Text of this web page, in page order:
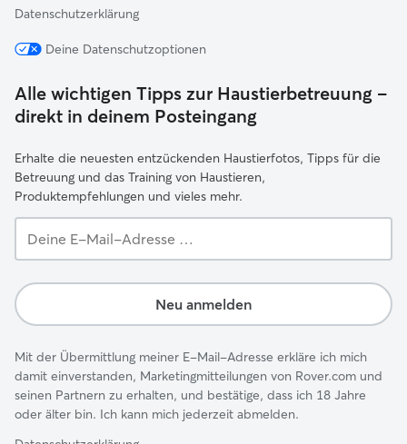
Datenschutzerklärung
Deine Datenschutzoptionen
Alle wichtigen Tipps zur Haustierbetreuung –
direkt in deinem Posteingang
Erhalte die neuesten entzückenden Haustierfotos, Tipps für die
Betreuung und das Training von Haustieren,
Produktempfehlungen und vieles mehr.
E-
Adresse …
Neu anmelden
Mit der Übermittlung meiner E-Mail-Adresse erkläre ich mich
damit einverstanden, Marketingmitteilungen von Rover.com und
seinen Partnern zu erhalten, und bestätige, dass ich 18 Jahre
oder älter bin. Ich kann mich jederzeit abmelden.